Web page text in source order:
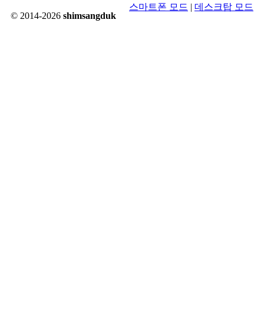
© 2014-2026 shimsangduk
스마트폰 모드 | 데스크탑 모드